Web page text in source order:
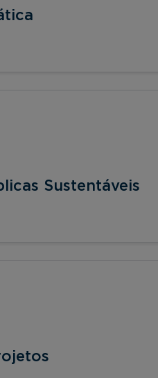
Sustentáveis